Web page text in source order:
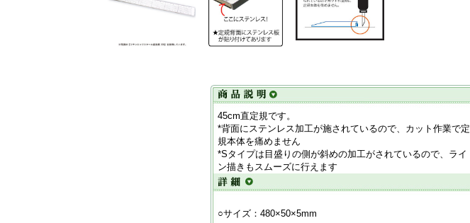
45cm直定規です。
*背面にステンレス加工が施されているので、カット作業で定
規本体を痛めません
*Sタイプは目盛りの側が斜めの加工がされているので、ライ
ン描きもスムーズに行えます
○サイズ：480×50×5mm